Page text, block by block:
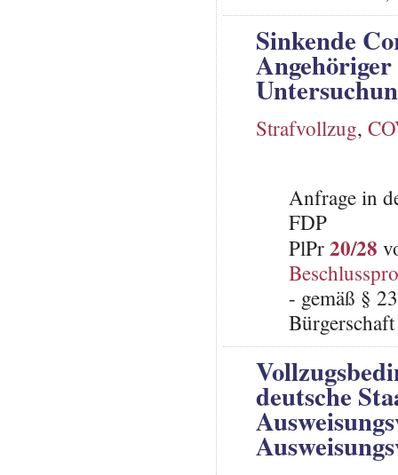
Sinkende
Strafvollzug,
Anfrage in
FDP
PlPr20/28
- gemäß §
deutsche